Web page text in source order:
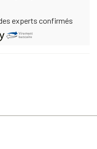
experts confirmés